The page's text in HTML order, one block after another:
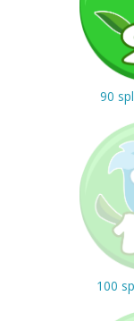
90
100